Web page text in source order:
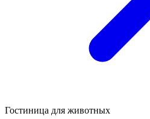
Гостиница для животных